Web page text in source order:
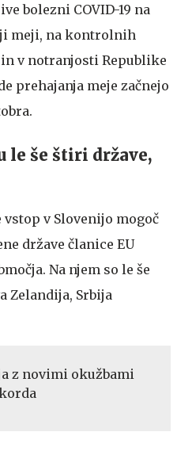
bolezni COVID-19 na
meji, na kontrolnih
v notranjosti Republike
prehajanja meje začnejo
le še štiri države,
vstop v Slovenijo mogoč
države članice EU
Na njem so le še
Zelandija, Srbija
z novimi okužbami